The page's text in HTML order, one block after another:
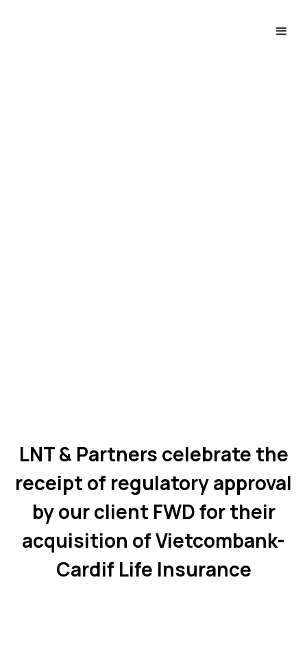
LNT & Partners celebrate the
receipt of regulatory approval
by our client FWD for their
acquisition of Vietcombank-
Cardif Life Insurance